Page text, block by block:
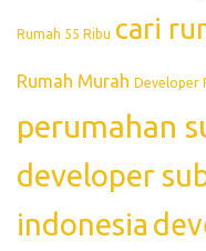
Rumah 55 Ribu cari
Rumah Murah Developer
perumahan
developer
indonesia